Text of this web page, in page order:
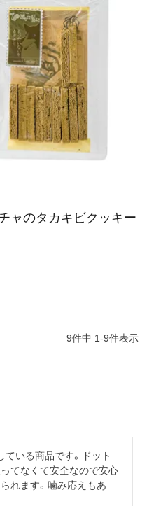
ャのタカキビクッキー
9件中 1-9件表示
ている商品です。ドット
てなくて安全なので安心
れます。噛み応えもあ